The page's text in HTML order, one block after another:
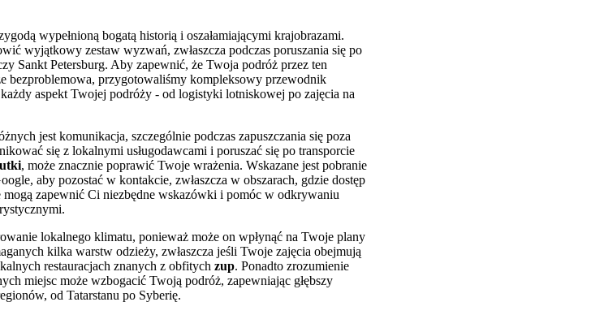
wypełnioną bogatą historią i oszałamiającymi krajobrazami.
wyjątkowy zestaw wyzwań, zwłaszcza podczas poruszania się po
Sankt Petersburg. Aby zapewnić, że Twoja podróż przez ten
bezproblemowa, przygotowaliśmy kompleksowy przewodnik
aspekt Twojej podróży - od logistyki lotniskowej po zajęcia na
jest komunikacja, szczególnie podczas zapuszczania się poza
się z lokalnymi usługodawcami i poruszać się po transporcie
, może znacznie poprawić Twoje wrażenia. Wskazane jest pobranie
aby pozostać w kontakcie, zwłaszcza w obszarach, gdzie dostęp
zapewnić Ci niezbędne wskazówki i pomóc w odkrywaniu
lokalnego klimatu, ponieważ może on wpłynąć na Twoje plany
kilka warstw odzieży, zwłaszcza jeśli Twoje zajęcia obejmują
restauracjach znanych z obfitych zup. Ponadto zrozumienie
miejsc może wzbogacić Twoją podróż, zapewniając głębszy
od Tatarstanu po Syberię.